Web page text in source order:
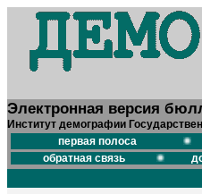
Электронная версия
Институт демографии
первая полоса
обратная связь